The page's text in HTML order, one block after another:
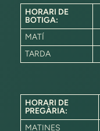
HORARI DE
BOTIGA:
MATÍ
TARDA
HORARI DE
PREGÀRIA:
MATINES